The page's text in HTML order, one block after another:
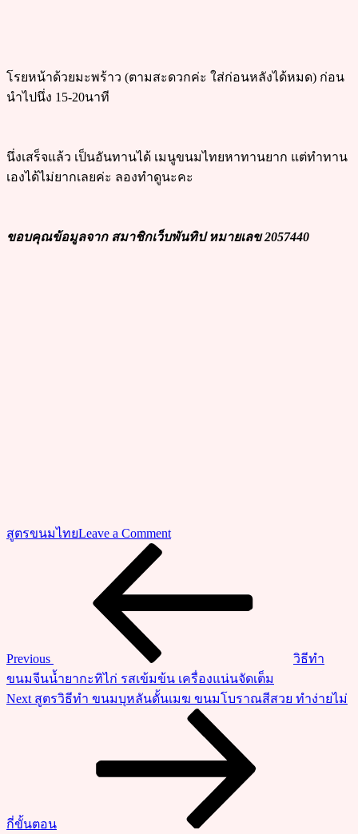
โรยหน้าด้วยมะพร้าว (ตามสะดวกค่ะ ใส่ก่อนหลังได้หมด) ก่อน
นำไปนึ่ง 15-20นาที
นึ่งเสร็จแล้ว เป็นอันทานได้ เมนูขนมไทยหาทานยาก แต่ทำทาน
เองได้ไม่ยากเลยค่ะ ลองทำดูนะคะ
ขอบคุณข้อมูลจาก สมาชิกเว็บพันทิปหมายเลข 2057440
สูตรขนมไทยLeave a Commenton
ขนม
ไทย
โบราณ
แป้ง
อร่อย
Previous
วิธีทำ
ขนมจีนน้ำยากะทิไก่ รสเข้มข้น เครื่องแน่นจัดเต็ม
Next
Post
Next สูตรวิธีทำ ขนมบุหลันดั้นเมฆ ขนมโบราณสีสวย ทำง่ายไม่
กี่ขั้นตอน